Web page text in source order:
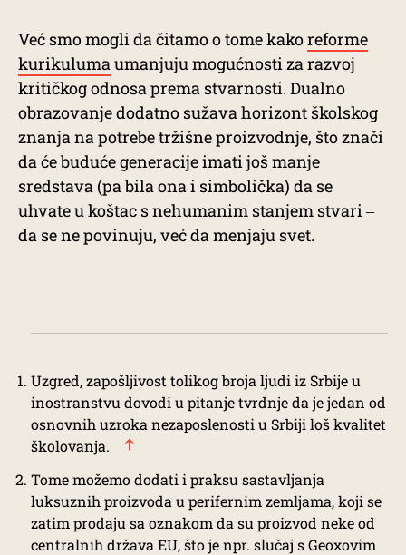
Već smo mogli da čitamo o tome kakoreforme
kurikulumaumanjuju mogućnosti za razvoj
kritičkog odnosa prema stvarnosti. Dualno
obrazovanje dodatno sužava horizont školskog
znanja na potrebe tržišne proizvodnje, što znači
da će buduće generacije imati još manje
sredstava (pa bila ona i simbolička) da se
uhvate u koštac s nehumanim stanjem stvari ‒
da se ne povinuju, već da menjaju svet.
Uzgred, zapošljivost tolikog broja ljudi iz Srbije u
inostranstvu dovodi u pitanje tvrdnje da je jedan od
osnovnih uzroka nezaposlenosti u Srbiji loš kvalitet
školovanja.
Tome možemo dodati i praksu sastavljanja
luksuznih proizvoda u perifernim zemljama, koji se
zatim prodaju sa oznakom da su proizvod neke od
centralnih država EU, što je npr. slučaj sGeoxovim